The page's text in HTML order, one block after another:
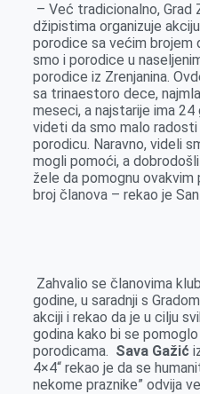
– Već tradicionalno, Grad
džipistima organizuje
porodice sa većim brojem
smo i porodice u
porodice iz Zrenjanina.
sa trinaestoro dece,
meseci, a najstarije ima
videti da smo malo radosti
porodicu. Naravno, videli
mogli pomoći, a
žele da pomognu
broj članova – rekao je
Zahvalio se članovima
godine, u saradnji s
akciji i rekao da je u cilju
godina kako bi se
porodicama. Sava Gažić
4×4“ rekao je da se
nekome praznike” odvija